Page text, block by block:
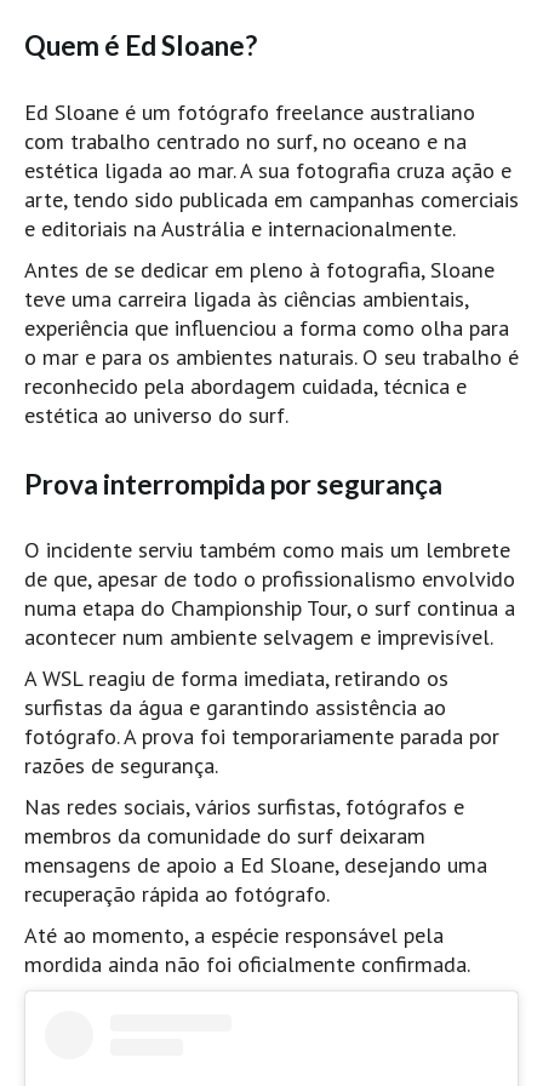
Costa da Caparica - Praia Norte HD
Costa da Caparica - Marcelino Beach Cafe HD
Costa da Caparica - Fonte da Telha HD
ALENTEJO / ALGARVE
Monte Clérigo HD - O sargo
Quarteira
Faro HD
Faro Surf Spot HD
Fuzeta Vista Mar HD
Machico HD
Seixal HD
BALI / INDONÉSIA
Bali - Kuta e Kuta Reef HD
Bali - Keramas HD
Bali - Uluwatu HD
Ver Todas
Nacionais
Internacionais
Exclusivas
Perfil da semana
Quem é Ed Sloane?
Ed Sloane é um fotógrafo freelance australiano
com trabalho centrado no surf, no oceano e na
estética ligada ao mar. A sua fotografia cruza ação e
arte, tendo sido publicada em campanhas comerciais
e editoriais na Austrália e internacionalmente.
Antes de se dedicar em pleno à fotografia, Sloane
teve uma carreira ligada às ciências ambientais,
experiência que influenciou a forma como olha para
o mar e para os ambientes naturais. O seu trabalho é
reconhecido pela abordagem cuidada, técnica e
estética ao universo do surf.
Prova interrompida por segurança
O incidente serviu também como mais um lembrete
de que, apesar de todo o profissionalismo envolvido
numa etapa do Championship Tour, o surf continua a
acontecer num ambiente selvagem e imprevisível.
A WSL reagiu de forma imediata, retirando os
surfistas da água e garantindo assistência ao
fotógrafo. A prova foi temporariamente parada por
razões de segurança.
Nas redes sociais, vários surfistas, fotógrafos e
membros da comunidade do surf deixaram
mensagens de apoio a Ed Sloane, desejando uma
recuperação rápida ao fotógrafo.
Até ao momento, a espécie responsável pela
mordida ainda não foi oficialmente confirmada.